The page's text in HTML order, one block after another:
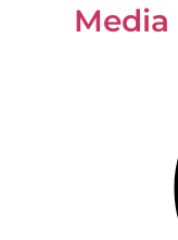
Media